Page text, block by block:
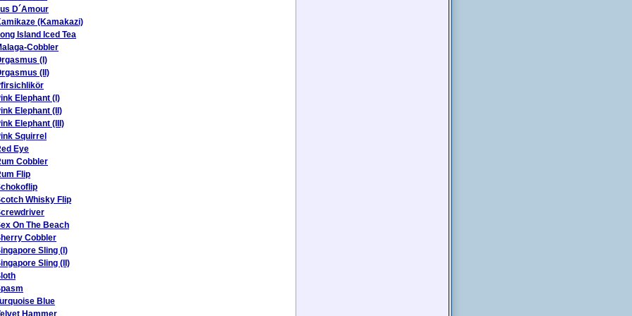
D´Amour
(Kamakazi)
Island Iced Tea
Cobbler
(I)
(II)
Elephant (I)
Elephant (II)
Elephant (III)
Squirrel
Eye
Cobbler
Flip
Whisky Flip
On The Beach
Cobbler
Sling (I)
Sling (II)
Blue
Hammer